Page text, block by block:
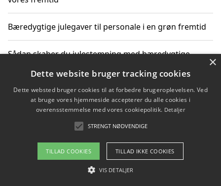
Bæredygtige julegaver til personale i en grøn fremtid
Sådan skaber du julestemning med bæredygtige
Sådan skaber du et bæredygtigt hjem med familien i
Copyright 2026 - Pilanto Aps
Om / kontakt
×
Dette website bruger tracking cookies
Dette websted bruger cookies til at forbedre brugeroplevelsen. Ved
at bruge vores hjemmeside accepterer du alle cookies i
overensstemmelse med vores cookiepolitik. Detaljer
STRENGT NØDVENDIGE
TILLAD COOKIES TILLAD IKKE COOKIES
VIS DETALJER